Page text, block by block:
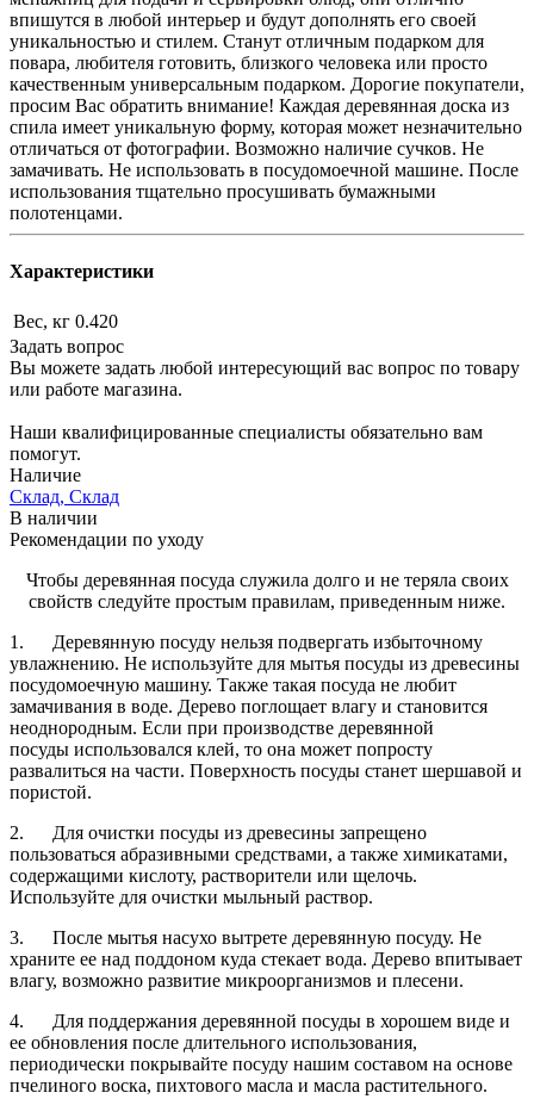
впишутся в любой интерьер и будут дополнять его своей
уникальностью и стилем. Станут отличным подарком для
повара, любителя готовить, близкого человека или просто
качественным универсальным подарком. Дорогие покупатели,
просим Вас обратить внимание! Каждая деревянная доска из
спила имеет уникальную форму, которая может незначительно
отличаться от фотографии. Возможно наличие сучков. Не
замачивать. Не использовать в посудомоечной машине. После
использования тщательно просушивать бумажными
полотенцами.
Характеристики
Вес, кг 0.420
Задать вопрос
Вы можете задать любой интересующий вас вопрос по товару
или работе магазина.
Наши квалифицированные специалисты обязательно вам
помогут.
Наличие
Склад, Склад
В наличии
Рекомендации по уходу
Чтобы деревянная посуда служила долго и не теряла своих
свойств следуйте простым правилам, приведенным ниже.
1. Деревянную посуду нельзя подвергать избыточному
увлажнению. Не используйте для мытья посуды из древесины
посудомоечную машину. Также такая посуда не любит
замачивания в воде. Дерево поглощает влагу и становится
неоднородным. Если при производстве деревянной
посуды использовался клей, то она может попросту
развалиться на части. Поверхность посуды станет шершавой и
пористой.
2. Для очистки посуды из древесины запрещено
пользоваться абразивными средствами, а также химикатами,
содержащими кислоту, растворители или щелочь.
Используйте для очистки мыльный раствор.
3. После мытья насухо вытрете деревянную посуду. Не
храните ее над поддоном куда стекает вода. Дерево впитывает
влагу, возможно развитие микроорганизмов и плесени.
4. Для поддержания деревянной посуды в хорошем виде и
ее обновления после длительного использования,
периодически покрывайте посуду нашим составом на основе
пчелиного воска, пихтового масла и масла растительного.